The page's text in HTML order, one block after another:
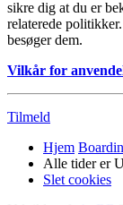
sikre dig at du er
relaterede
besøger dem.
Vilkår for
Tilmeld
Hjem
Alle tider er
Slet cookies